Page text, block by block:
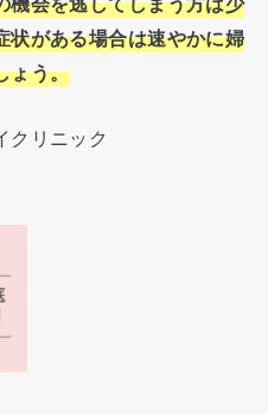
状がある場合は速やかに婦
ょう。
クリニック